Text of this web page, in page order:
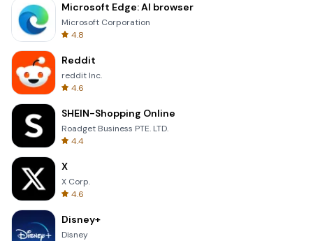
Microsoft Edge: AI browser
Microsoft Corporation
4.8
Reddit
reddit Inc.
4.6
SHEIN-Shopping Online
Roadget Business PTE. LTD.
4.4
X
X Corp.
4.6
Disney+
Disney